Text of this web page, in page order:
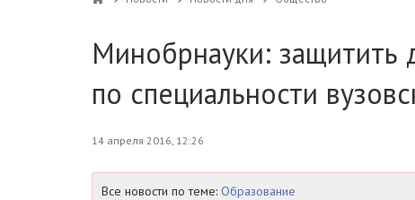
Минобрнауки: защитить
по специальности
14 апреля 2016, 12:26
Все новости по теме: Образование